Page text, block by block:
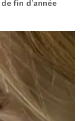
fin d’année